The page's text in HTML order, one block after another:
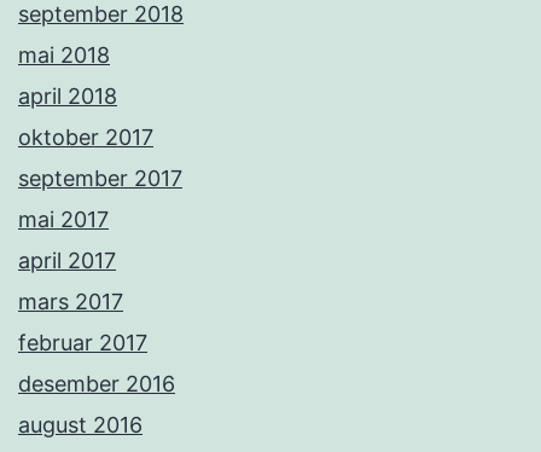
september 2018
mai 2018
april 2018
oktober 2017
september 2017
mai 2017
april 2017
mars 2017
februar 2017
desember 2016
august 2016